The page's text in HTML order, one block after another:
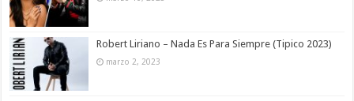
Robert Liriano – Nada Es Para Siempre (Tipico 2023)
marzo 2, 2023